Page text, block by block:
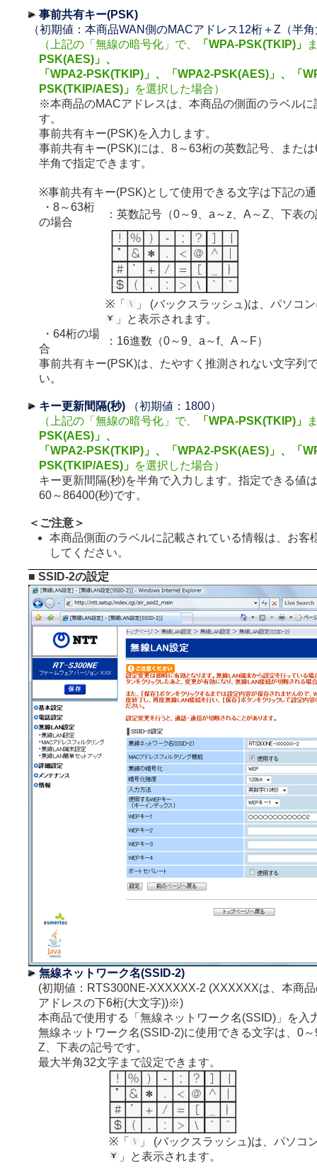
事前共有キー(PSK)
（初期値：本商品WAN側のMACアドレス12桁＋Z（半
（上記の「無線の暗号化」で、
「WPA-PSK(TKIP)」
PSK(AES)」、
「WPA2-PSK(TKIP)」、「WPA2-PSK(AES)」、「
PSK(TKIP/AES)」 を選択した場合）
※本商品のMACアドレスは、本商品の側面のラベルに
す。
事前共有キー(PSK)を入力します。
事前共有キー(PSK)には、8～63桁の英数記号、また
半角で指定できます。
※事前共有キー(PSK)として使用できる文字は下記の
・8～63桁
の場合
：英数記号（0～9、a～z、A～Z、下表
※「
」 (バックスラッシュ)は、パソコ
」と表示されます。
・64桁の場
合
：16進数（0～9、a～f、A～F）
事前共有キー(PSK)は、たやすく推測されない文字列
い。
キー更新間隔(秒) （初期値：1800）
（上記の「無線の暗号化」で、
「WPA-PSK(TKIP)」
PSK(AES)」、
「WPA2-PSK(TKIP)」、「WPA2-PSK(AES)」、「
PSK(TKIP/AES)」 を選択した場合）
キー更新間隔(秒)を半角で入力します。指定できる値
60～86400(秒)です。
＜ご注意＞
本商品側面のラベルに記載されている情報は、お客
してください。
■ SSID-2の設定
無線ネットワーク名(SSID-2)
(初期値：RTS300NE-XXXXXX-2 (XXXXXXは、本商
アドレスの下6桁(大文字))※)
本商品で使用する「無線ネットワーク名(SSID)」を入
無線ネットワーク名(SSID-2)に使用できる文字は、0
Z、下表の記号です。
最大半角32文字まで設定できます。
※「
」 (バックスラッシュ)は、パソコ
」と表示されます。